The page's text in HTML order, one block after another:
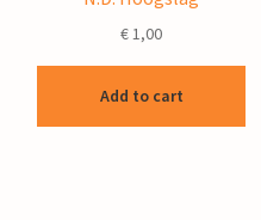
€1,00
Add to cart